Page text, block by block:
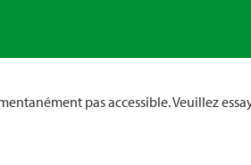
pas accessible. Veuillez